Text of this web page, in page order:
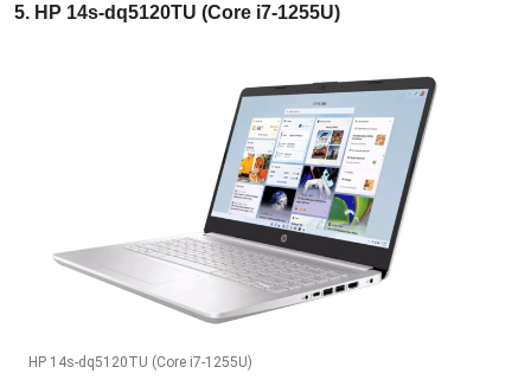
5. HP 14s-dq5120TU (Core i7-1255U)
HP 14s-dq5120TU (Core i7-1255U)